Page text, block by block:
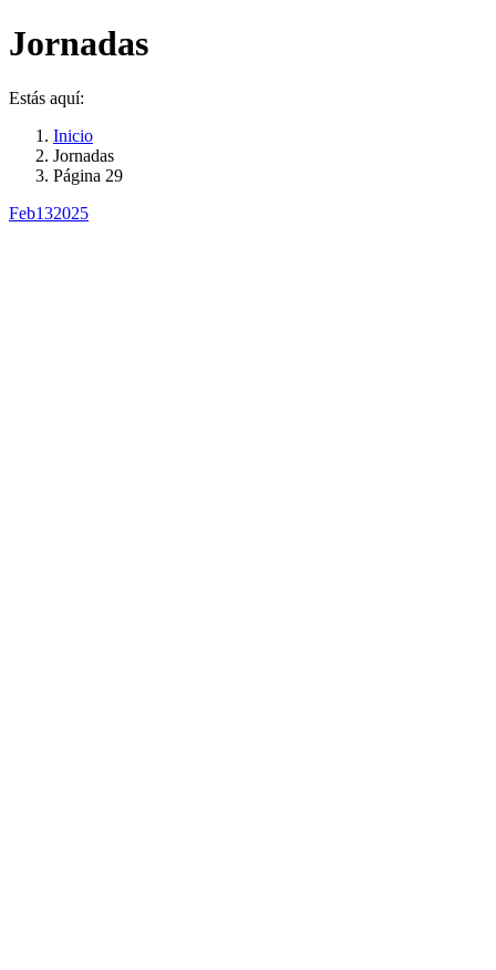
Jornadas
Estás aquí:
Inicio
Jornadas
Página 29
Feb132025